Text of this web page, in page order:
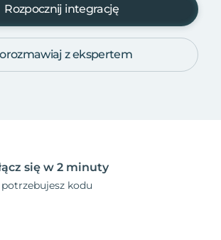
Rozpocznij integrację
z ekspertem
się w 2 minuty
potrzebujesz kodu